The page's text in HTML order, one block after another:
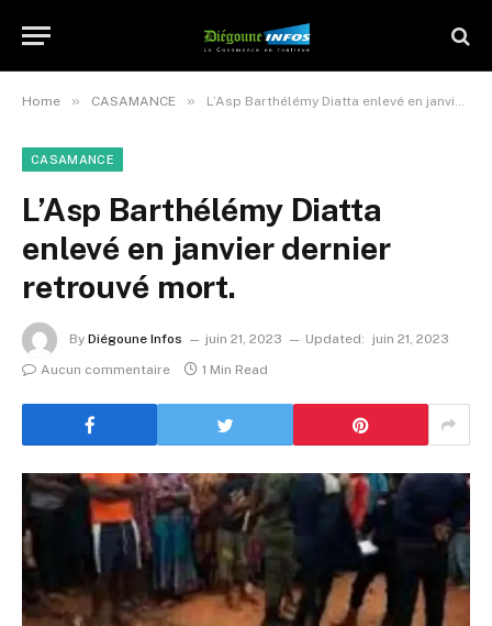
Home » CASAMANCE » L’Asp Barthélémy Diatta enlevé en janvier dernier retrouvé mort.
CASAMANCE
L’Asp Barthélémy Diatta
enlevé en janvier dernier
retrouvé mort.
By Diégoune Infos juin 21, 2023 Updated:
juin 21, 2023
Aucun commentaire
1 Min Read